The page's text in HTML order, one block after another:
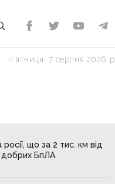
пʼятниця, 7 серпня 2026 р.
що за 2 тис. км від
добрих БпЛА.